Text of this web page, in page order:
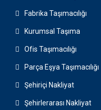
Fabrika Taşımacılığı
Kurumsal Taşıma
Ofis Taşımacılığı
Parça Eşya Taşımacılığı
Şehiriçi Nakliyat
Şehirlerarası Nakliyat